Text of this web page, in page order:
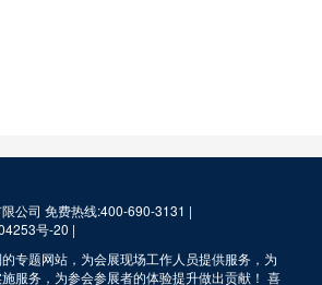
限公司 免费热线:400-690-3131 |
号-20 |
专题网站，为会展现场工作人员提供服务，为
服务，为参会参展者的体验提升做出贡献！ 喜